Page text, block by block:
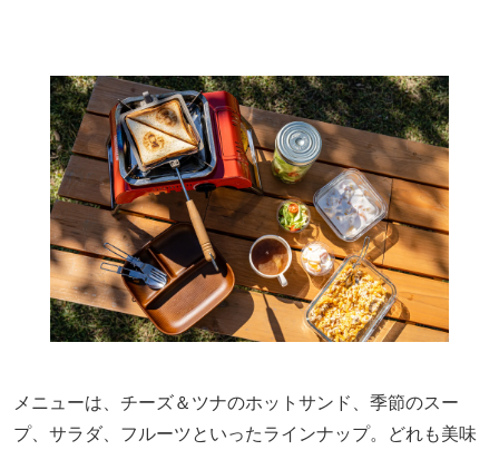
メニューは、チーズ＆ツナのホットサンド、季節のスー
プ、サラダ、フルーツといったラインナップ。どれも美味